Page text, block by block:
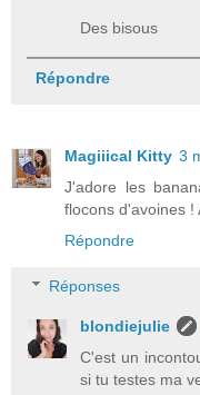
Des bisous
Répondre
Magiiical Kitty 3
J'adore les
flocons d'avoines !
Répondre
Réponses
blondiejulie
C'est un
si tu testes ma